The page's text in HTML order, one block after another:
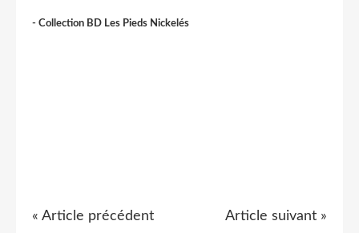
- Collection BD Les Pieds Nickelés
« Article précédent Article suivant »